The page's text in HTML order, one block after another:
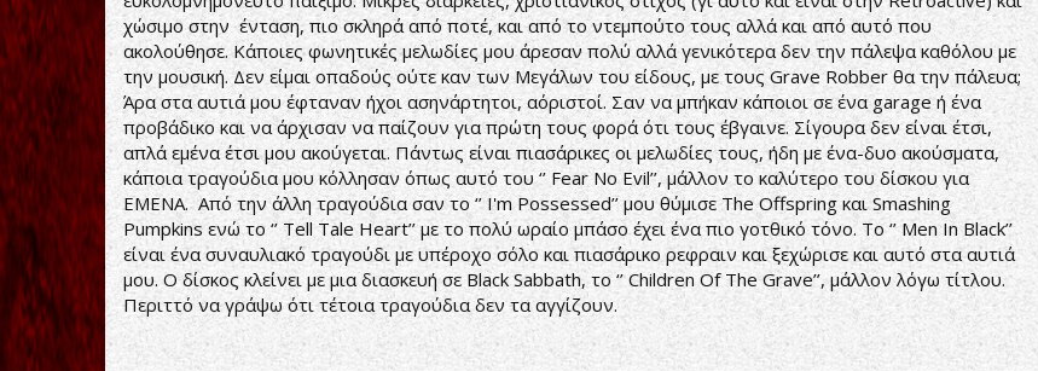
χώσιμο στην ένταση, πιο σκληρά από ποτέ, και από το ντεμπούτο τους αλλά και από αυτό που
ακολούθησε. Κάποιες φωνητικές μελωδίες μου άρεσαν πολύ αλλά γενικότερα δεν την πάλεψα καθόλου με
την μουσική. Δεν είμαι οπαδούς ούτε καν των Μεγάλων του είδους, με τους Grave Robber θα την πάλευα;
Άρα στα αυτιά μου έφταναν ήχοι ασηνάρτητοι, αόριστοί. Σαν να μπήκαν κάποιοι σε ένα garage ή ένα
προβάδικο και να άρχισαν να παίζουν για πρώτη τους φορά ότι τους έβγαινε. Σίγουρα δεν είναι έτσι,
απλά εμένα έτσι μου ακούγεται. Πάντως είναι πιασάρικες οι μελωδίες τους, ήδη με ένα-δυο ακούσματα,
κάποια τραγούδια μου κόλλησαν όπως αυτό του ‘’ Fear No Evil’’, μάλλον το καλύτερο του δίσκου για
ΕΜΕΝΑ. Από την άλλη τραγούδια σαν το ‘’ I'm Possessed’’ μου θύμισε The Offspring και Smashing
Pumpkins ενώ το ‘’ Tell Tale Heart’’ με το πολύ ωραίο μπάσο έχει ένα πιο γοτθικό τόνο. Το ‘’ Men In Black’’
είναι ένα συναυλιακό τραγούδι με υπέροχο σόλο και πιασάρικο ρεφραιν και ξεχώρισε και αυτό στα αυτιά
μου. Ο δίσκος κλείνει με μια διασκευή σε Black Sabbath, το ‘’ Children Of The Grave’’, μάλλον λόγω τίτλου.
Περιττό να γράψω ότι τέτοια τραγούδια δεν τα αγγίζουν.